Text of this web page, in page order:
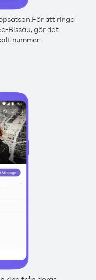
För att ringa
Bissau, gör det
nummer